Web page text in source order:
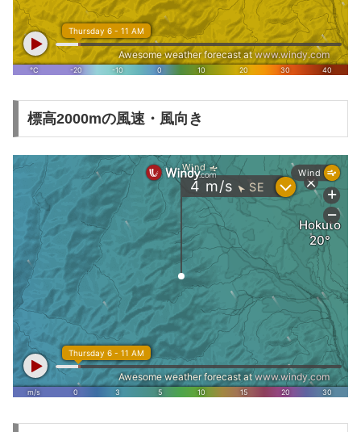
標高2000mの風速・風向き